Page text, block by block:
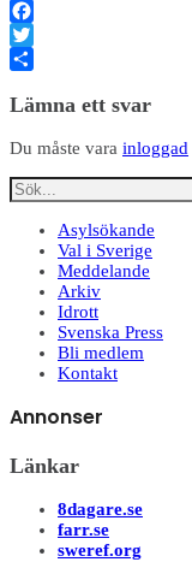
Facebook
Twitter
Lämna ett svar
Du måste vara inloggad
Asylsökande
Val i Sverige
Meddelande
Arkiv
Idrott
Svenska Press
Bli medlem
Kontakt
Annonser
Länkar
8dagare.se
farr.se
sweref.org